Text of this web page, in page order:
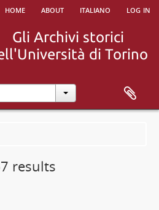
home about italiano log in
results